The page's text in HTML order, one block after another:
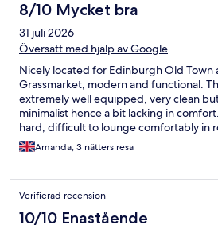
8/10 Mycket bra
31 juli 2026
Översätt med hjälp av Google
Nicely located for Edinburgh Old Town
Grassmarket, modern and functional.
extremely well equipped, very clean
minimalist hence a bit lacking in
hard, difficult to lounge comfortably in
of seating in the lobby.
Amanda, 3 nätters resa
Verifierad recension
10/10 Enastående